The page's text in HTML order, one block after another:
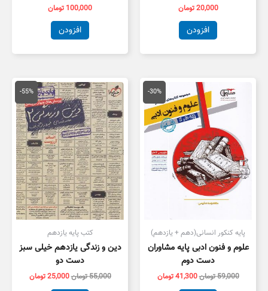
20,000تومان
افزودن
100,000 تومان
افزودن
-30%
پایه کنکور انسانی(دهم + یازدهم)
علوم و فنون ادبی پایه مشاوران
دست دوم
59,000تومان
قیمت
اصلی
59,000 تومان
بود.
41,300تومان
قیمت
فعلی
41,300 تومان
است.
-55%
کتب پایه یازدهم
دین و زندگی یازدهم خیلی سبز
دست دو
55,000تومان
قیمت
اصلی
55,000 تومان
بود.
25,000تومان
قیمت
فعلی
است.